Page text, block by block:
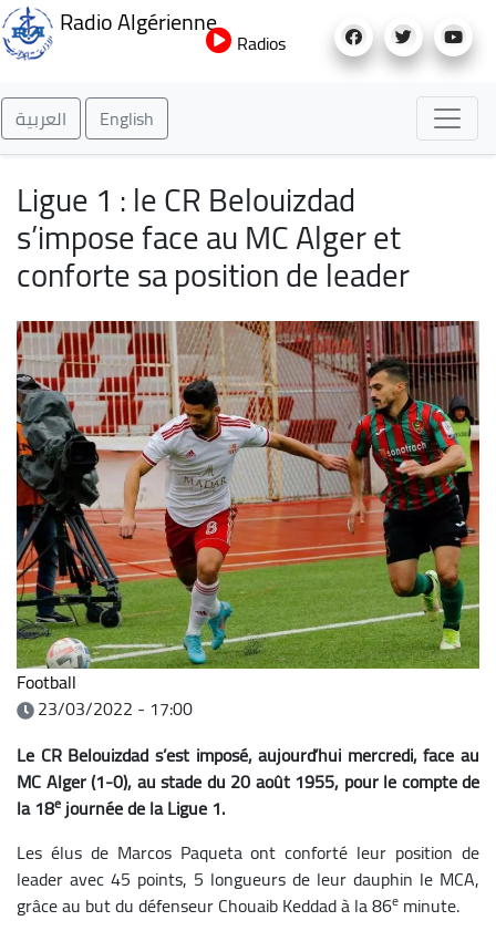
au
Radio Algérienne
Radios
العربية English
Ligue 1 : le CR Belouizdad
s’impose face au MC Alger et
conforte sa position de leader
Football
23/03/2022 - 17:00
Le CR Belouizdad s’est imposé, aujourd’hui mercredi, face au
MC Alger (1-0), au stade du 20 août 1955, pour le compte de
la 18ejournée de la Ligue 1.
Les élus de Marcos Paqueta ont conforté leur position de
leader avec 45 points, 5 longueurs de leur dauphin le MCA,
grâce au but du défenseur Chouaib Keddad à la 86e minute.